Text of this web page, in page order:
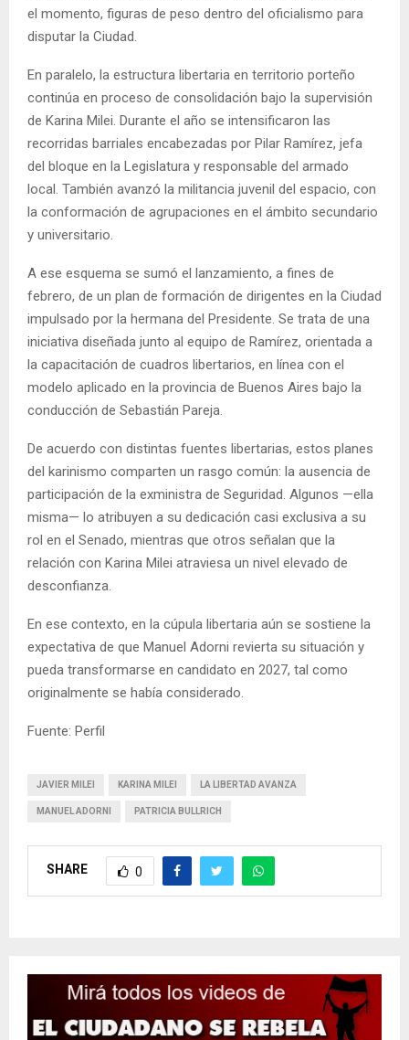
el momento, figuras de peso dentro del oficialismo para
disputar la Ciudad.
En paralelo, la estructura libertaria en territorio porteño
continúa en proceso de consolidación bajo la supervisión
de Karina Milei. Durante el año se intensificaron las
recorridas barriales encabezadas por Pilar Ramírez, jefa
del bloque en la Legislatura y responsable del armado
local. También avanzó la militancia juvenil del espacio, con
la conformación de agrupaciones en el ámbito secundario
y universitario.
A ese esquema se sumó el lanzamiento, a fines de
febrero, de un plan de formación de dirigentes en la Ciudad
impulsado por la hermana del Presidente. Se trata de una
iniciativa diseñada junto al equipo de Ramírez, orientada a
la capacitación de cuadros libertarios, en línea con el
modelo aplicado en la provincia de Buenos Aires bajo la
conducción de Sebastián Pareja.
De acuerdo con distintas fuentes libertarias, estos planes
del karinismo comparten un rasgo común: la ausencia de
participación de la exministra de Seguridad. Algunos —ella
misma— lo atribuyen a su dedicación casi exclusiva a su
rol en el Senado, mientras que otros señalan que la
relación con Karina Milei atraviesa un nivel elevado de
desconfianza.
En ese contexto, en la cúpula libertaria aún se sostiene la
expectativa de que Manuel Adorni revierta su situación y
pueda transformarse en candidato en 2027, tal como
originalmente se había considerado.
Fuente: Perfil
JAVIER MILEI KARINA MILEI LA LIBERTAD AVANZA
MANUEL ADORNI PATRICIA BULLRICH
SHARE 0